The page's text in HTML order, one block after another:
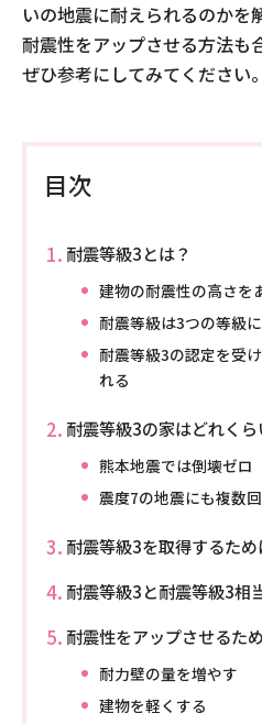
いの地震に耐えられるのかを
耐震性をアップさせる方法も
ぜひ参考にしてみてください。
目次
耐震等級3とは？
建物の耐震性の高さを
耐震等級は3つの等級
耐震等級3の認定を受
れる
耐震等級3の家はどれくら
熊本地震では倒壊ゼロ
震度7の地震にも複数
耐震等級3を取得するた
耐震等級3と耐震等級3相
耐震性をアップさせるた
耐力壁の量を増やす
建物を軽くする